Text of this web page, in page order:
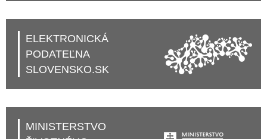
ELEKTRONICKÁ
PODATEĽNA
SLOVENSKO.SK
MINISTERSTVO